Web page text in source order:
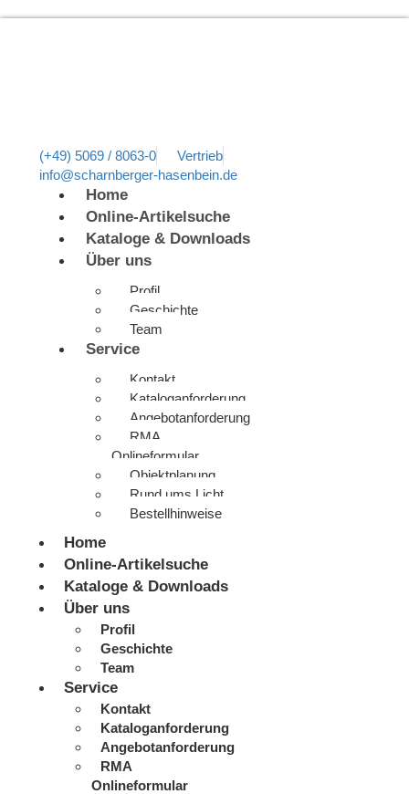
(+49) 5069 / 8063-0
Vertrieb
info@scharnberger-hasenbein.de
Home
Online-Artikelsuche
Kataloge & Downloads
Über uns
Profil
Geschichte
Team
Service
Kontakt
Kataloganforderung
Angebotanforderung
RMA
Onlineformular
Objektplanung
Rund ums Licht
Bestellhinweise
Home
Online-Artikelsuche
Kataloge & Downloads
Über uns
Profil
Geschichte
Team
Service
Kontakt
Kataloganforderung
Angebotanforderung
RMA
Onlineformular